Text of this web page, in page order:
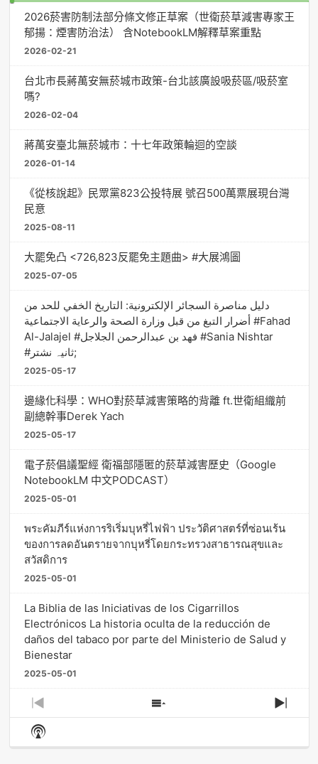
2026菸害防制法部分條文修正草案（世衛菸草減害專家王
郁揚：煙害防治法） 含NotebookLM解釋草案重點
2026-02-21
台北市長蔣萬安無菸城市政策-台北該廣設吸菸區/吸菸室
嗎?
2026-02-04
蔣萬安臺北無菸城市：十七年政策輪迴的空談
2026-01-14
《從核說起》民眾黨823公投特展 號召500萬票展現台灣
民意
2025-08-11
大罷免凸 <726,823反罷免主題曲> #大展鴻圖
2025-07-05
دليل مناصرة السجائر الإلكترونية: التاريخ الخفي للحد من
أضرار التبغ من قبل وزارة الصحة والرعاية الاجتماعية #Fahad
Al-Jalajel #فهد بن عبدالرحمن الجلاجل #Sania Nishtar
#ثانیہ نشتر;
2025-05-17
邊緣化科學：WHO對菸草減害策略的背離 ft.世衛組織前
副總幹事Derek Yach
2025-05-17
電子菸倡議聖經 衛福部隱匿的菸草減害歷史（Google
NotebookLM 中文PODCAST）
2025-05-01
พระคัมภีร์แห่งการริเริ่มบุหรี่ไฟฟ้า ประวัติศาสตร์ที่ซ่อนเร้น
ของการลดอันตรายจากบุหรี่โดยกระทรวงสาธารณสุขและ
สวัสดิการ
2025-05-01
La Biblia de las Iniciativas de los Cigarrillos
Electrónicos La historia oculta de la reducción de
daños del tabaco por parte del Ministerio de Salud y
Bienestar
2025-05-01
Previous
Episode
Show
Episodes
Next
Show
Podcast